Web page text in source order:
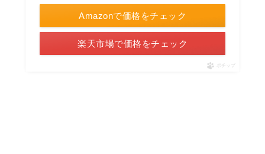
Amazonで価格をチェック
楽天市場で価格をチェック
ポチップ